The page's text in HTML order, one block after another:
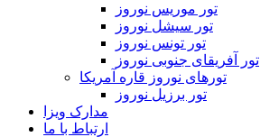
تور موریس نوروز
تور سیشل نوروز
تور تونس نوروز
تور آفریقای جنوبی نوروز
تورهای نوروز قاره آمریکا
تور برزیل نوروز
مدارک ویزا
ارتباط با ما